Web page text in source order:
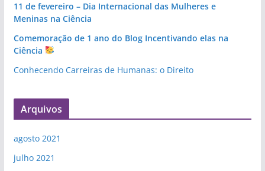
11 de fevereiro – Dia Internacional das Mulheres e
Meninas na Ciência
Comemoração de 1 ano do Blog Incentivando elas na
Ciência
Conhecendo Carreiras de Humanas: o Direito
Arquivos
agosto 2021
julho 2021